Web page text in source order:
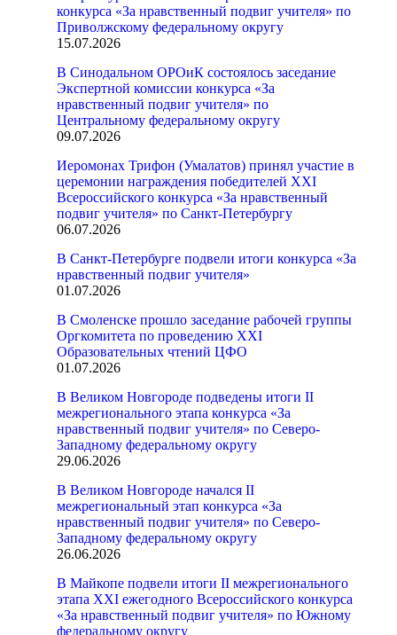
конкурса «За нравственный подвиг учителя» по
Приволжскому федеральному округу
15.07.2026
В Синодальном ОРОиК состоялось заседание
Экспертной комиссии конкурса «За
нравственный подвиг учителя» по
Центральному федеральному округу
09.07.2026
Иеромонах Трифон (Умалатов) принял участие в
церемонии награждения победителей XXI
Всероссийского конкурса «За нравственный
подвиг учителя» по Санкт-Петербургу
06.07.2026
В Санкт-Петербурге подвели итоги конкурса «За
нравственный подвиг учителя»
01.07.2026
В Смоленске прошло заседание рабочей группы
Оргкомитета по проведению XXI
Образовательных чтений ЦФО
01.07.2026
В Великом Новгороде подведены итоги II
межрегионального этапа конкурса «За
нравственный подвиг учителя» по Северо-
Западному федеральному округу
29.06.2026
В Великом Новгороде начался II
межрегиональный этап конкурса «За
нравственный подвиг учителя» по Северо-
Западному федеральному округу
26.06.2026
В Майкопе подвели итоги II межрегионального
этапа XXI ежегодного Всероссийского конкурса
«За нравственный подвиг учителя» по Южному
федеральному округу